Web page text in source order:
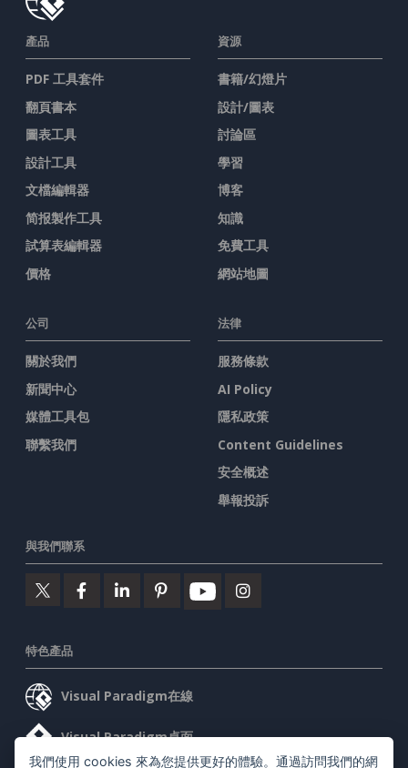
產品
PDF 工具套件
翻頁書本
圖表工具
設計工具
文檔編輯器
简报製作工具
試算表編輯器
價格
資源
書籍/幻燈片
設計/圖表
討論區
學習
博客
知識
免費工具
網站地圖
公司
關於我們
新聞中心
媒體工具包
聯繫我們
法律
服務條款
AI Policy
隱私政策
Content Guidelines
安全概述
舉報投訴
與我們聯系
特色產品
Visual Paradigm在線
Visual Paradigm桌面
我們使用 cookies 來為您提供更好的體驗。通過訪問我們的網